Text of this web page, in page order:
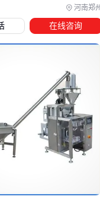
系统与称重装置的信
设备可能无法输出牵
模块，其改造成本可
能的粉料称重包装
送过程中的定位偏
引机与吨袋包装机组
。
，但包装线整体仍需
河南郑
在线咨询